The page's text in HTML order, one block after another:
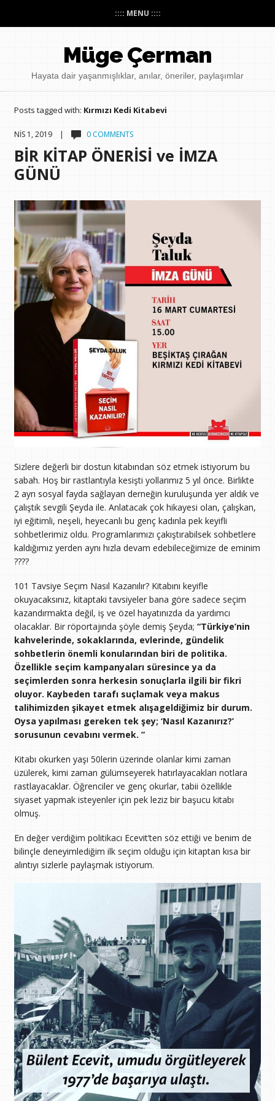
:::: MENU ::::
Müge Çerman
Hayata dair yaşanmışlıklar, anılar, öneriler, paylaşımlar
Posts tagged with: Kırmızı Kedi Kitabevi
NIS 1, 2019 | 0 COMMENTS
BİR KİTAP ÖNERİSİ ve İMZA
GÜNÜ
Sizlere değerli bir dostun kitabından söz etmek istiyorum bu
sabah. Hoş bir rastlantıyla kesişti yollarımız 5 yıl önce. Birlikte
2 ayrı sosyal fayda sağlayan derneğin kuruluşunda yer aldık ve
çalıştık sevgili Şeyda ile. Anlatacak çok hikayesi olan, çalışkan,
iyi eğitimli, neşeli, heyecanlı bu genç kadınla pek keyifli
sohbetlerimiz oldu. Programlarımızı çakıştırabilsek sohbetlere
kaldığımız yerden aynı hızla devam edebileceğimize de eminim
????
101 Tavsiye Seçım Nasıl Kazanılır? Kitabını keyifle
okuyacaksınız, kitaptaki tavsiyeler bana göre sadece seçim
kazandırmakta değil, iş ve özel hayatınızda da yardımcı
olacaklar. Bir röportajında şöyle demiş Şeyda; “Türkiye’nin
kahvelerinde, sokaklarında, evlerinde, gündelik
sohbetlerin önemli konularından biri de politika.
Özellikle seçim kampanyaları süresince ya da
seçimlerden sonra herkesin sonuçlarla ilgili bir fikri
oluyor. Kaybeden tarafı suçlamak veya makus
talihimizden şikayet etmek alışageldiğimiz bir durum.
Oysa yapılması gereken tek şey; ‘Nasıl Kazanırız?’
sorusunun cevabını vermek. ”
Kitabı okurken yaşı 50lerin üzerinde olanlar kimi zaman
üzülerek, kimi zaman gülümseyerek hatırlayacakları notlara
rastlayacaklar. Öğrenciler ve genç okurlar, tabii özellikle
siyaset yapmak isteyenler için pek leziz bir başucu kitabı
olmuş.
En değer verdiğim politikacı Ecevit’ten söz ettiği ve benim de
bilinçle deneyimlediğim ilk seçim olduğu için kitaptan kısa bir
alıntıyı sizlerle paylaşmak istiyorum.